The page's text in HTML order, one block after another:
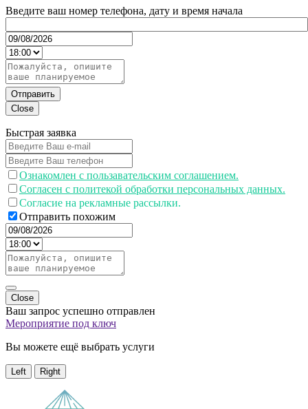
Введите ваш номер телефона, дату и время начала
Отправить
Close
Быстрая заявка
Ознакомлен с пользавательским соглашением.
Согласен с политекой обработки персональных данных.
Согласие на рекламные рассылки.
Отправить похожим
Close
Ваш запрос успешно отправлен
Мероприятие под ключ
Вы можете ещё выбрать услуги
Left Right